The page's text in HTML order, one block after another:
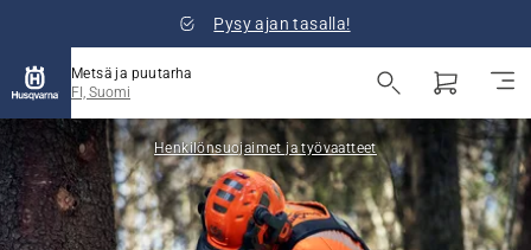
Pysy ajan tasalla!
Metsä ja puutarha
FI, Suomi
Henkilönsuojaimet ja työvaatteet